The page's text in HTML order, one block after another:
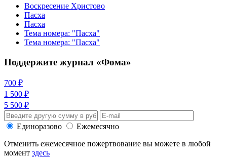
Воскресение Христово
Пасха
Пасха
Тема номера: "Пасха"
Тема номера: "Пасха"
Поддержите журнал «Фома»
700 ₽
1 500 ₽
5 500 ₽
Единоразово
Ежемесячно
Отменить ежемесячное пожертвование вы можете в любой
момент здесь